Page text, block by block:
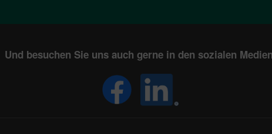
Und besuchen Sie uns auch gerne in den sozialen